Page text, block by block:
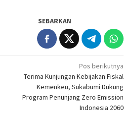
SEBARKAN
Pos berikutnya
Terima Kunjungan Kebijakan Fiskal
Kemenkeu, Sukabumi Dukung
Program Penunjang Zero Emission
Indonesia 2060